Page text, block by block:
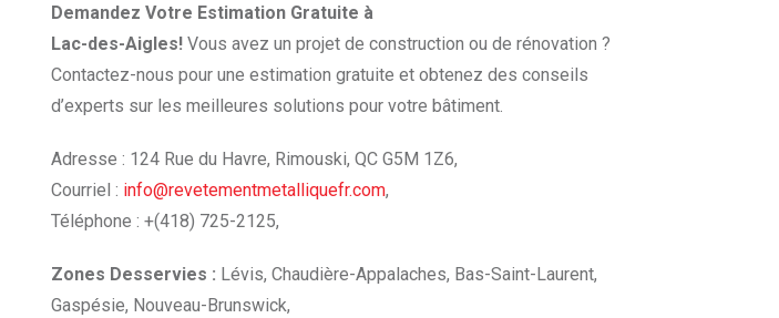
Demandez Votre Estimation Gratuite à
Lac-des-Aigles! Vous avez un projet de construction ou de rénovation ?
Contactez-nous pour une estimation gratuite et obtenez des conseils
d’experts sur les meilleures solutions pour votre bâtiment.
Adresse : 124 Rue du Havre, Rimouski, QC G5M 1Z6,
Courriel : info@revetementmetalliquefr.com,
Téléphone : +(418) 725-2125,
Zones Desservies : Lévis, Chaudière-Appalaches, Bas-Saint-Laurent,
Gaspésie, Nouveau-Brunswick,